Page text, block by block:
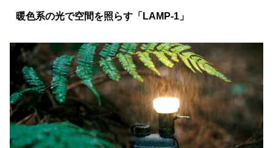
暖色系の光で空間を照らす「LAMP-1」